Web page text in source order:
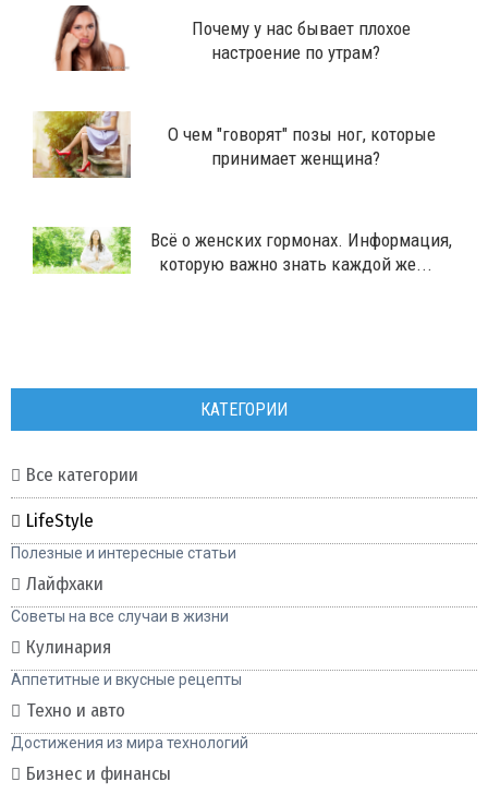
​Почему у нас бывает плохое
настроение по утрам?
​О чем "говорят" позы ног, которые
принимает женщина?
Всё о женских гормонах. Информация,
которую важно знать каждой же...
КАТЕГОРИИ
Все категории
LifeStyle
Полезные и интересные статьи
Лайфхаки
Советы на все случаи в жизни
Кулинария
Аппетитные и вкусные рецепты
Техно и авто
Достижения из мира технологий
Бизнес и финансы